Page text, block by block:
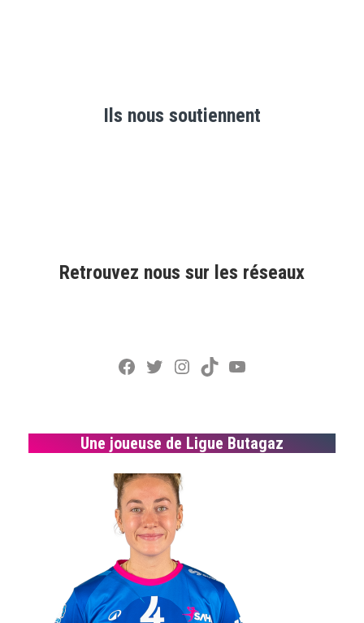
Ils nous soutiennent
Retrouvez nous sur les réseaux
Facebook
Twitter
Instagram
TikTokYouTube
Une joueuse de Ligue Butagaz